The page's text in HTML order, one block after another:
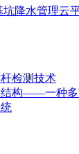
降水管理云
检测技术
结构——一种